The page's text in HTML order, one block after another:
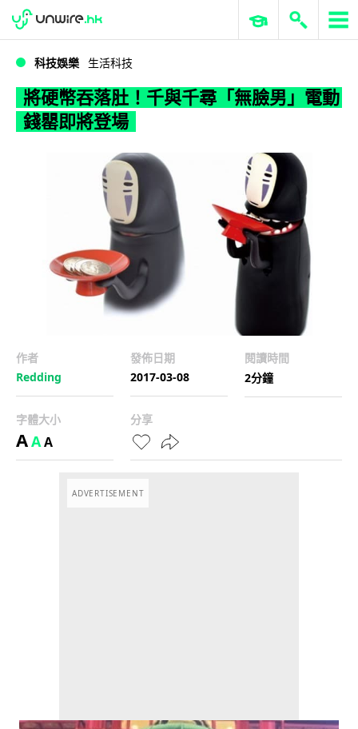
WWDC 2026 ERP 與商業 AI
科技娛樂 生活科技
將硬幣吞落肚！千與千尋「無臉男」電動
錢罌即將登場
作者
Redding
發佈日期
2017-03-08
閱讀時間
2分鐘
字體大小
AAA
分享
ADVERTISEMENT